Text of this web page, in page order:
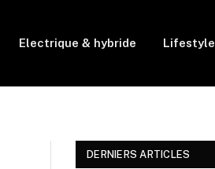
Electrique & hybride Lifestyle
DERNIERS ARTICLES